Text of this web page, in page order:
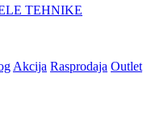
TEHNIKE
Akcija Rasprodaja Outlet